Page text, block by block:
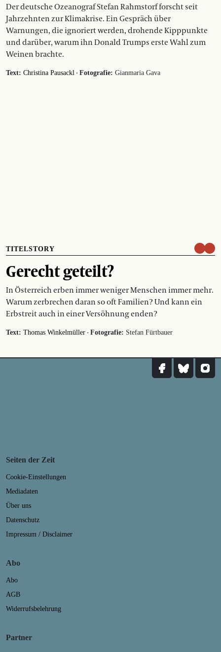
Der deutsche Ozeanograf Stefan Rahmstorf forscht seit
Jahrzehnten zur Klimakrise. Ein Gespräch über
Warnungen, die ignoriert werden, drohende Kipppunkte
und darüber, warum ihn Donald Trumps erste Wahl zum
Weinen brachte.
Text: Christina Pausackl · Fotografie: Gianmaria Gava
TITELSTORY
Gerecht geteilt?
In Österreich erben immer weniger Menschen immer mehr.
Warum zerbrechen daran so oft Familien? Und kann ein
Erbstreit auch in einer Versöhnung enden?
Text: Thomas Winkelmüller · Fotografie: Stefan Fürtbauer
Seiten der Zeit
Cookie-Einstellungen
Mediadaten
Über uns
Datenschutz
Impressum / Disclaimer
Abo
Abo
AGB
Widerrufsbelehrung
Partner